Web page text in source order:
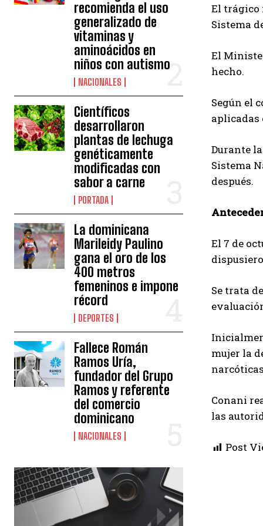
recomienda el uso
generalizado de
vitaminas y
aminoácidos en
niños con autismo
NACIONALES
Científicos
desarrollaron
plantas de lechuga
genéticamente
modificadas con
sabor a carne
PORTADA
La dominicana
Marileidy Paulino
gana el oro de los
400 metros
femeninos e impone
récord
DEPORTES
Fallece Román
Ramos Uría,
fundador del Grupo
Ramos y referente
del comercio
dominicano
NACIONALES
El trágico
Sistema
El
hecho.
Según el
aplicadas
Durante
Sistema
después.
El 7 de
Se trata
mujer la
Conani
las
Post